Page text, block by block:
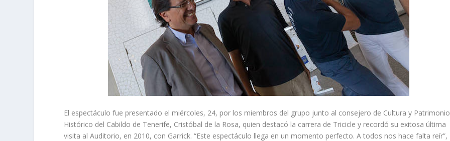
El espectáculo fue presentado el miércoles, 24, por los miembros del grupo junto al consejero de Cultura y Patrimonio
Histórico del Cabildo de Tenerife, Cristóbal de la Rosa, quien destacó la carrera de Tricicle y recordó su exitosa última
visita al Auditorio, en 2010, con Garrick. “Este espectáculo llega en un momento perfecto. A todos nos hace falta reír”,